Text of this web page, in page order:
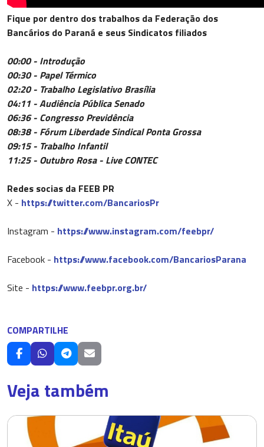
Fique por dentro dos trabalhos da Federação dos
Bancários do Paraná e seus Sindicatos filiados
00:00 - Introdução
00:30 - Papel Térmico
02:20 - Trabalho Legislativo Brasília
04:11 - Audiência Pública Senado
06:36 - Congresso Previdência
08:38 - Fórum Liberdade Sindical Ponta Grossa
09:15 - Trabalho Infantil
11:25 - Outubro Rosa - Live CONTEC
Redes socias da FEEB PR
X - https://twitter.com/BancariosPr
Instagram - https://www.instagram.com/feebpr/
Facebook - https://www.facebook.com/BancariosParana
Site - https://www.feebpr.org.br/
COMPARTILHE
Veja também